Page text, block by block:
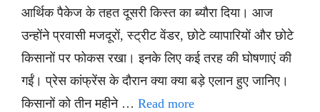
आर्थिक पैकेज के तहत दूसरी किस्त का ब्यौरा दिया। आज
उन्होंने प्रवासी मजदूरों, स्ट्रीट वेंडर, छोटे व्यापारियों और छोटे
किसानों पर फोकस रखा। इनके लिए कई तरह की घोषणाएं की
गईं। प्रेस कांफ्रेंस के दौरान क्या क्या बड़े एलान हुए जानिए।
किसानों को तीन महीने … Read more